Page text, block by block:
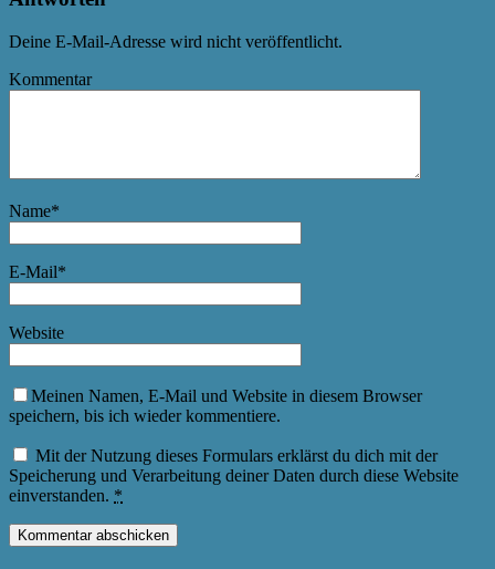
Deine E-Mail-Adresse wird nicht veröffentlicht.
Kommentar
Name*
E-Mail*
Website
Meinen Namen, E-Mail und Website in diesem Browser
speichern, bis ich wieder kommentiere.
Mit der Nutzung dieses Formulars erklärst du dich mit der
Speicherung und Verarbeitung deiner Daten durch diese Website
einverstanden. *